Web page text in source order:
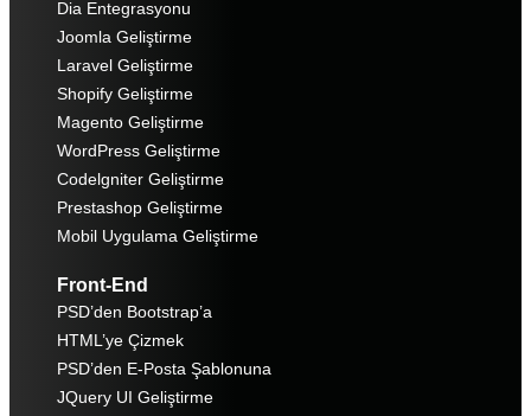
Dia Entegrasyonu
Joomla Geliştirme
Laravel Geliştirme
Shopify Geliştirme
Magento Geliştirme
WordPress Geliştirme
Codelgniter Geliştirme
Prestashop Geliştirme
Mobil Uygulama Geliştirme
Front-End
PSD’den Bootstrap’a
HTML’ye Çizmek
PSD’den E-Posta Şablonuna
JQuery UI Geliştirme